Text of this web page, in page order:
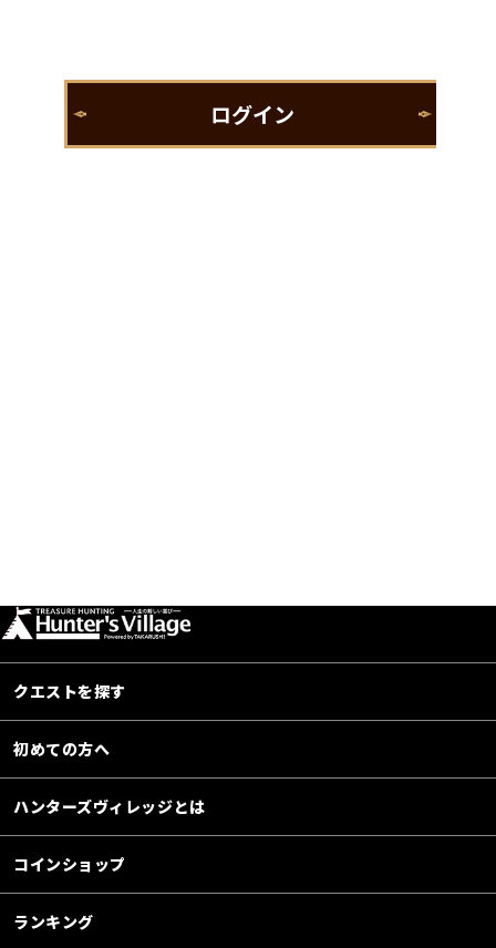
クエストを探す
初めての方へ
ハンターズヴィレッジとは
コインショップ
ランキング